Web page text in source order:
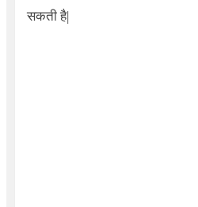
सकती है|